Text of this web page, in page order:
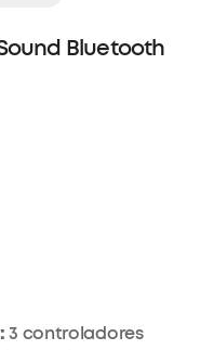
Bluetooth
3 controladores